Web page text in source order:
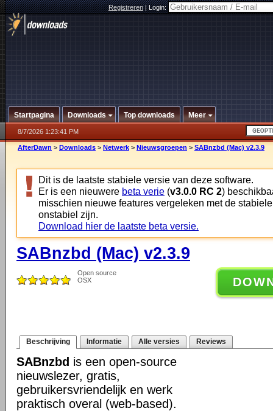
Registreren|Login:
Startpagina Downloads Top downloads Meer
8/7/2026 1:23:41 PM
AfterDawn > Downloads > Netwerk > Nieuwsgroepen > SABnzbd (Mac) v2.3.9
Dit is de laatste stabiele versie van deze software.
Er is een nieuwere beta verie (v3.0.0 RC 2)
misschien nieuwe features vergeleken met de
onstabiel zijn.
Download hier de laatste beta versie.
SABnzbd (Mac) v2.3.9
Open source
OSX
Beschrijving Informatie Alle versies Reviews
SABnzbd is een open-source
nieuwslezer, gratis,
gebruikersvriendelijk en werk
praktisch overal (web-based).